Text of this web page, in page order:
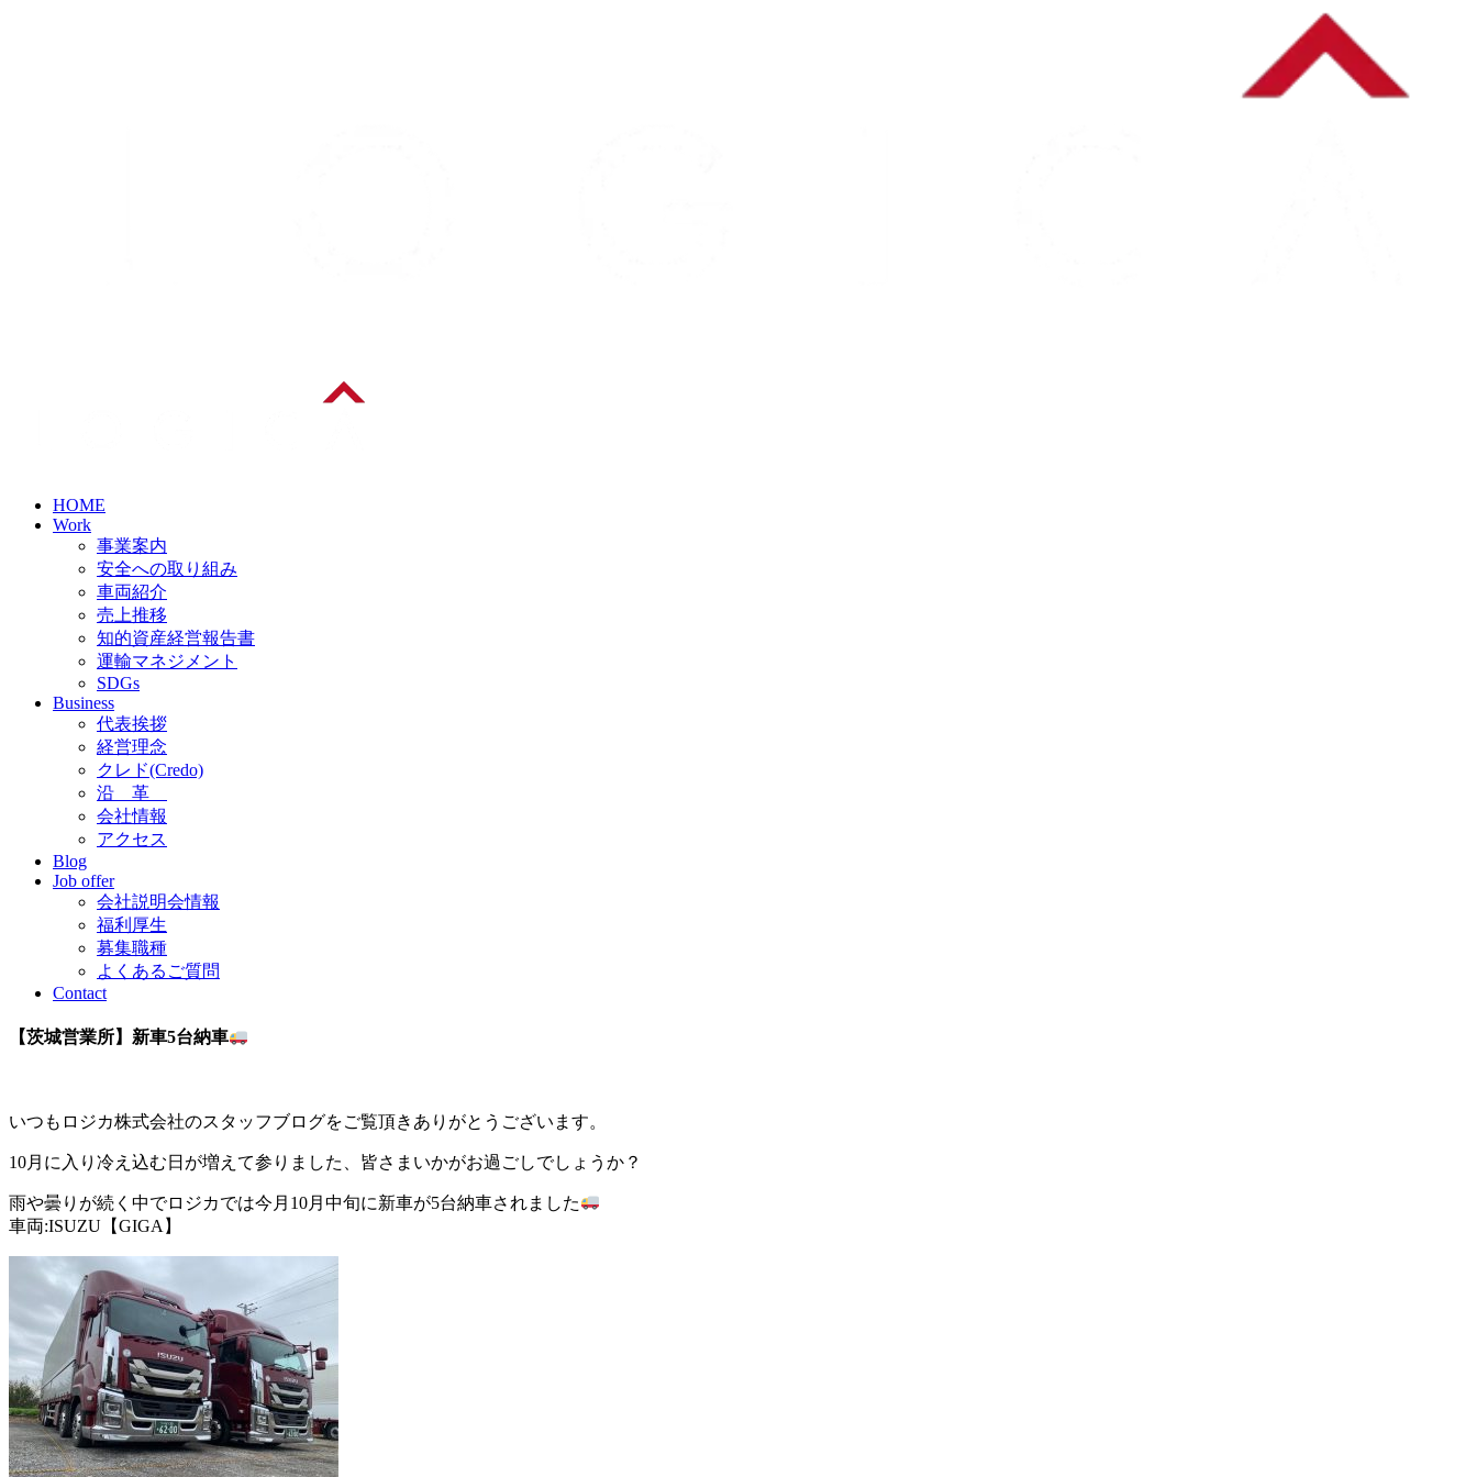
HOME
Work
事業案内
安全への取り組み
車両紹介
売上推移
知的資産経営報告書
運輸マネジメント
SDGs
Business
代表挨拶
経営理念
クレド(Credo)
沿 革
会社情報
アクセス
Blog
Job offer
会社説明会情報
福利厚生
募集職種
よくあるご質問
Contact
【茨城営業所】新車5台納車
いつもロジカ株式会社のスタッフブログをご覧頂きありがとうございます。
10月に入り冷え込む日が増えて参りました、皆さまいかがお過ごしでしょうか？
雨や曇りが続く中でロジカでは今月10月中旬に新車が5台納車されました
車両:ISUZU【GIGA】